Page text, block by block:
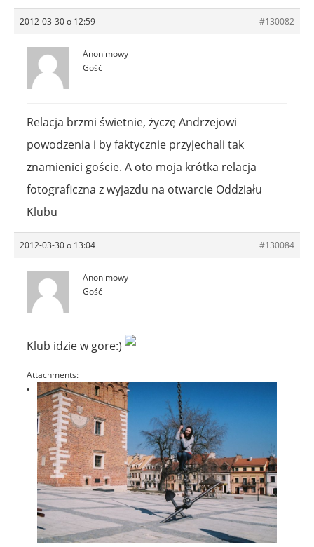
2012-03-30 o 12:59 #130082
Anonimowy
Gość
Relacja brzmi świetnie, życzę Andrzejowi
powodzenia i by faktycznie przyjechali tak
znamienici goście. A oto moja krótka relacja
fotograficzna z wyjazdu na otwarcie Oddziału
Klubu
2012-03-30 o 13:04 #130084
Anonimowy
Gość
Klub idzie w gore:)
Attachments: